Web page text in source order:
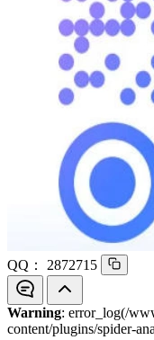
QQ： 2872715
Warning: error_log(/
content/plugins/spider-